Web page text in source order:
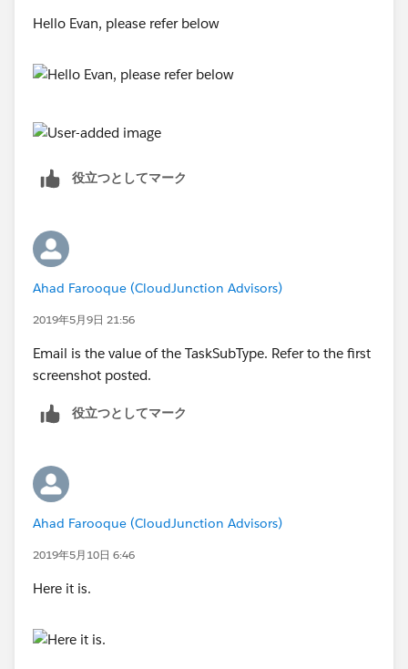
Hello Evan, please refer below
役立つとしてマーク
Ahad Farooque (CloudJunction Advisors)
2019年5月9日 21:56
Email is the value of the TaskSubType. Refer to the first
screenshot posted.
役立つとしてマーク
Ahad Farooque (CloudJunction Advisors)
2019年5月10日 6:46
Here it is.